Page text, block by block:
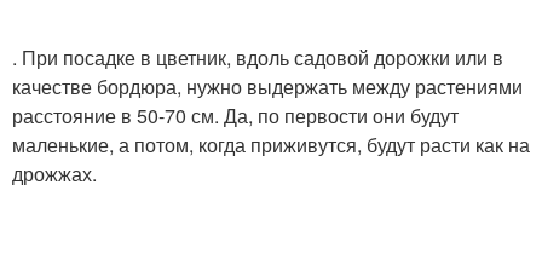
. При посадке в цветник, вдоль садовой дорожки или в
качестве бордюра, нужно выдержать между растениями
расстояние в 50-70 см. Да, по первости они будут
маленькие, а потом, когда приживутся, будут расти как на
дрожжах.